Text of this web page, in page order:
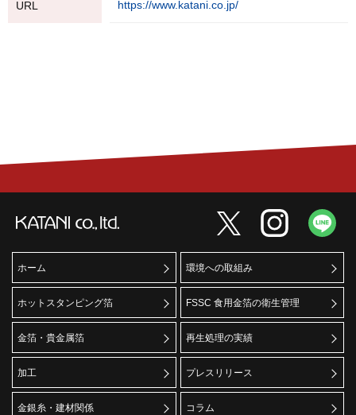
URL https://www.katani.co.jp/
ホーム
ホットスタンピング箔
金箔・貴金属箔
加工
金銀糸・建材関係
環境への取組み
FSSC 食用金箔の衛生管理
再生処理の実績
プレスリリース
コラム